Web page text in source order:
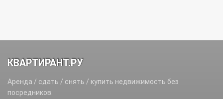
КВАРТИРАНТ.РУ
Аренда / сдать / снять / купить недвижимость без
посредников.